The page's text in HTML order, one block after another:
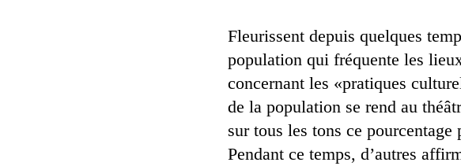
Fleurissent depuis quelques
population qui fréquente les
concernant les «pratiques
de la population se rend au
sur tous les tons ce
Pendant ce temps, d’autres